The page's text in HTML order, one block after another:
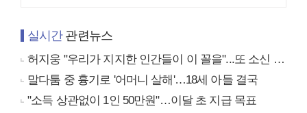
실시간관련뉴스
허지웅 "우리가 지지한 인간들이 이 꼴을"...또 소신 발언
말다툼 중 흉기로 '어머니 살해'…18세 아들 결국
"소득 상관없이 1인 50만원"…이달 초 지급 목표